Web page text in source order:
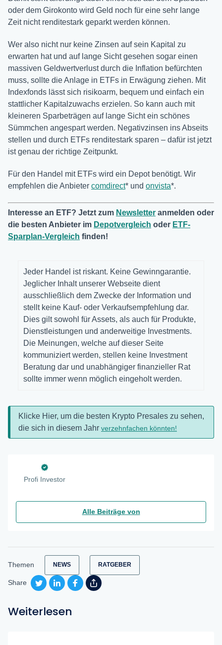
oder dem Girokonto wird Geld noch für eine sehr lange
Zeit nicht renditestark geparkt werden können.
Wer also nicht nur keine Zinsen auf sein Kapital zu
erwarten hat und auf lange Sicht gesehen sogar einen
massiven Geldwertverlust durch die Inflation befürchten
muss, sollte die Anlage in ETFs in Erwägung ziehen. Mit
Indexfonds lässt sich risikoarm, bequem und einfach ein
stattlicher Kapitalzuwachs erzielen. So kann auch mit
kleineren Sparbeträgen auf lange Sicht ein schönes
Sümmchen angespart werden. Negativzinsen ins Abseits
stellen und durch ETFs renditestark sparen – dafür ist jetzt
ist genau der richtige Zeitpunkt.
Für den Handel mit ETFs wird ein Depot benötigt. Wir
empfehlen die Anbieter comdirect* und onvista*.
Interesse an ETF? Jetzt zum Newsletter anmelden oder
die besten Anbieter im Depotvergleich oder ETF-
Sparplan-Vergleich finden!
Jeder Handel ist riskant. Keine Gewinngarantie.
Jeglicher Inhalt unserer Webseite dient
ausschließlich dem Zwecke der Information und
stellt keine Kauf- oder Verkaufsempfehlung dar.
Dies gilt sowohl für Assets, als auch für Produkte,
Dienstleistungen und anderweitige Investments.
Die Meinungen, welche auf dieser Seite
kommuniziert werden, stellen keine Investment
Beratung dar und unabhängiger finanzieller Rat
sollte immer wenn möglich eingeholt werden.
Klicke Hier, um die besten Krypto Presales zu sehen,
die sich in diesem Jahr verzehnfachen könnten!
Profi Investor
Alle Beiträge von
Themen NEWS RATGEBER
Share
Weiterlesen